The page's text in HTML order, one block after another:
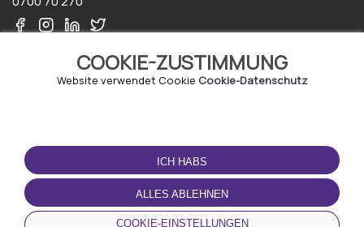
COOKIE-ZUSTIMMUNG
Website verwendet Cookie Cookie-Datenschutz
ICH HABS
ALLES ABLEHNEN
COOKIE-EINSTELLUNGEN
NUTZUNGSBEDINGUNGEN
Geschäftsbedingungen
Datenschutz-
Bestimmungen
Cookie-Richtlinie
LADEN SIE DIE APP
HERUNTER